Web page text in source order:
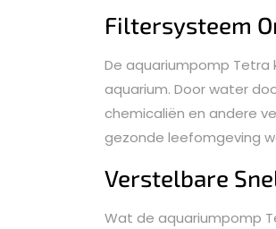
Filtersysteem
De aquariumpomp Tetra
aquarium. Door water
chemicaliën en andere
gezonde leefomgeving
Verstelbare
Wat de aquariumpomp